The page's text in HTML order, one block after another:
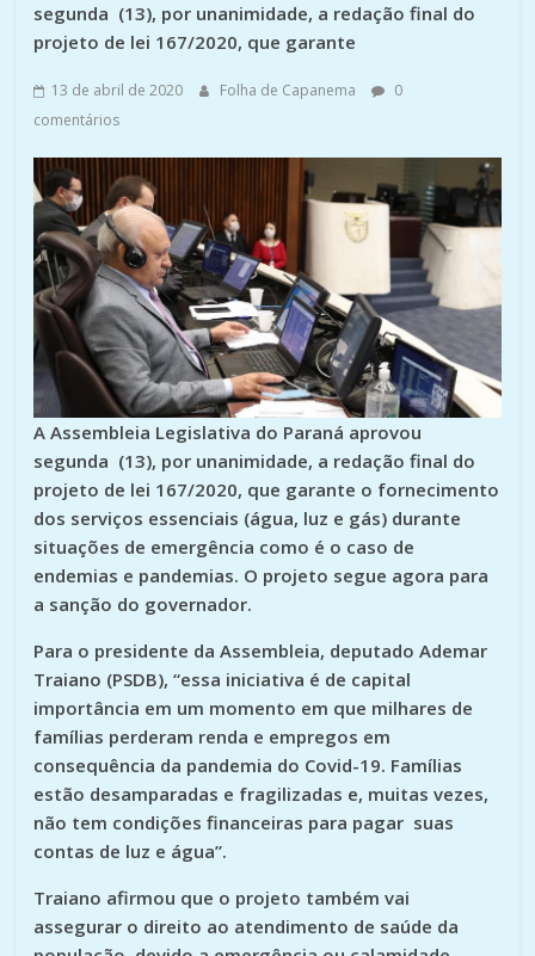
segunda (13), por unanimidade, a redação final do
projeto de lei 167/2020, que garante
13 de abril de 2020 Folha de Capanema
0
comentários
A Assembleia Legislativa do Paraná aprovou
segunda (13), por unanimidade, a redação final do
projeto de lei 167/2020, que garante o fornecimento
dos serviços essenciais (água, luz e gás) durante
situações de emergência como é o caso de
endemias e pandemias. O projeto segue agora para
a sanção do governador.
Para o presidente da Assembleia, deputado Ademar
Traiano (PSDB), “essa iniciativa é de capital
importância em um momento em que milhares de
famílias perderam renda e empregos em
consequência da pandemia do Covid-19. Famílias
estão desamparadas e fragilizadas e, muitas vezes,
não tem condições financeiras para pagar suas
contas de luz e água”.
Traiano afirmou que o projeto também vai
assegurar o direito ao atendimento de saúde da